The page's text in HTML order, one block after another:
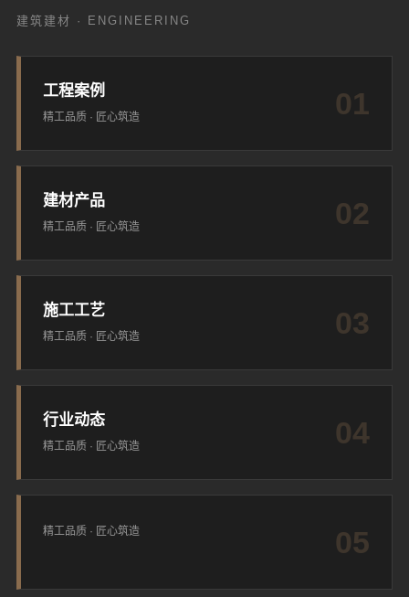
建筑建材 · ENGINEERING
01
工程案例
精工品质 · 匠心筑造
02
建材产品
精工品质 · 匠心筑造
03
施工工艺
精工品质 · 匠心筑造
04
行业动态
精工品质 · 匠心筑造
05
精工品质 · 匠心筑造